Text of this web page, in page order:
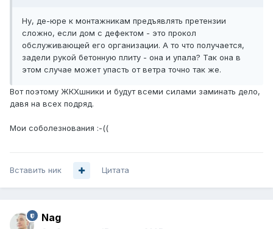
Ну, де-юре к монтажникам предъявлять претензии
сложно, если дом с дефектом - это прокол
обслуживающей его организации. А то что получается,
задели рукой бетонную плиту - она и упала? Так она в
этом случае может упасть от ветра точно так же.
Вот поэтому ЖКХшники и будут всеми силами заминать дело,
давя на всех подряд.
Мои соболезнования :-((
Вставить ник Цитата
Nag